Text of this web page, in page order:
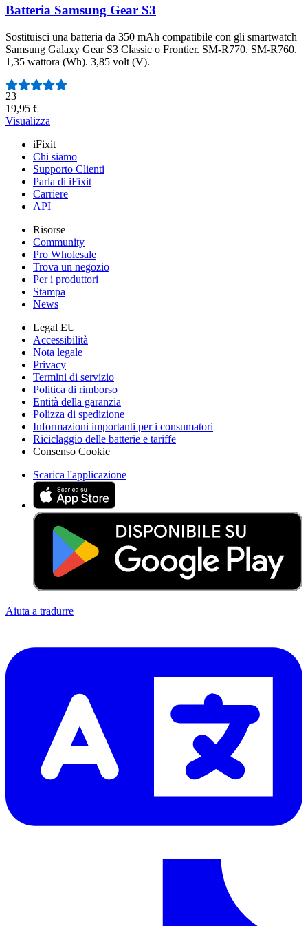
Batteria Samsung Gear S3
Sostituisci una batteria da 350 mAh compatibile con gli smartwatch
Samsung Galaxy Gear S3 Classic o Frontier. SM-R770. SM-R760.
1,35 wattora (Wh). 3,85 volt (V).
Numero di recensioni:
23
19,95 €
Visualizza
iFixit
Chi siamo
Supporto Clienti
Parla di iFixit
Carriere
API
Risorse
Community
Pro Wholesale
Trova un negozio
Per i produttori
Stampa
News
Legal EU
Accessibilità
Nota legale
Privacy
Termini di servizio
Politica di rimborso
Entità della garanzia
Polizza di spedizione
Informazioni importanti per i consumatori
Riciclaggio delle batterie e tariffe
Consenso Cookie
Scarica l'applicazione
Aiuta a tradurre